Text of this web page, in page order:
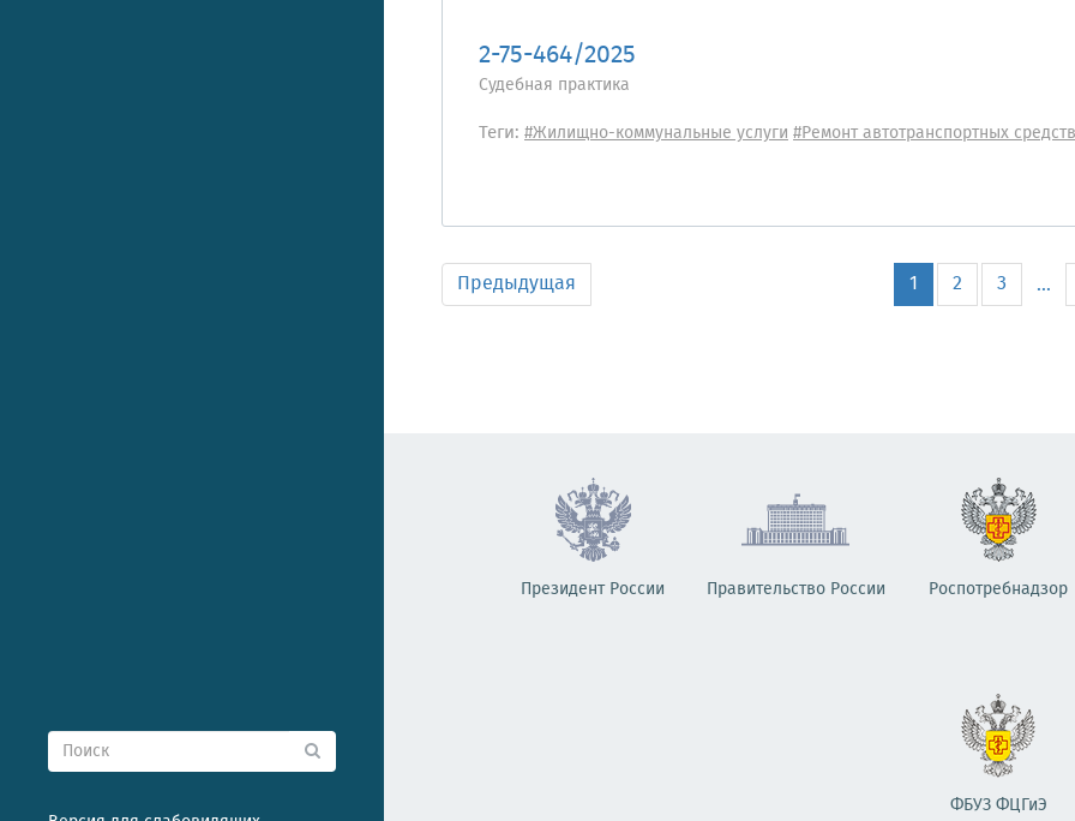
2-75-464/2025
Судебная практика
Теги: #Жилищно-коммунальные услуги#Ремонт автотранспортных средств
Предыдущая 1 2 3 ...
Президент России Правительство России Роспотребнадзор
ФБУЗ ФЦГиЭ